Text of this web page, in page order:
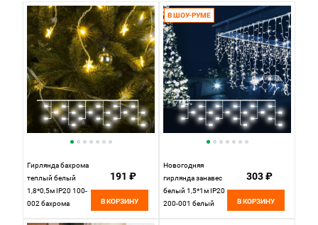
по популярности
по новизне
Гирлянда бахрома
теплый белый
1,8*0,5м IP20 100-
002 бахрома
191 ₽
В КОРЗИНУ
В ШОУ-РУМЕ
Новогодняя
гирлянда занавес
белый 1,5*1м IP20
200-001 белый
303 ₽
В КОРЗИНУ